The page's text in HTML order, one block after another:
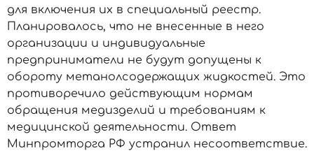
для включения их в специальный реестр.
Планировалось, что не внесенные в него
организации и индивидуальные
предприниматели не будут допущены к
обороту метанолсодержащих жидкостей. Это
противоречило действующим нормам
обращения медизделий и требованиям к
медицинской деятельности. Ответ
Минпромторга РФ устранил несоответствие.